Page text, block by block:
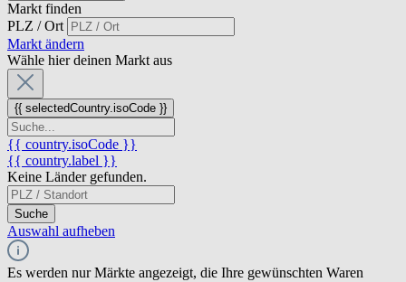
Markt finden
PLZ / Ort
Markt ändern
Wähle hier deinen Markt aus
{{ selectedCountry.isoCode }}
{{ country.isoCode }}
{{ country.label }}
Keine Länder gefunden.
Suche
Auswahl aufheben
Es werden nur Märkte angezeigt, die Ihre gewünschten Waren